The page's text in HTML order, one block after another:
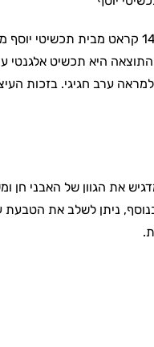
טבעת משובצת אבן חן בלו טופז ואבן חן אמטיסט טבעיות
ערב חגיגי. בזכות
בנוסף, ניתן לשלב את